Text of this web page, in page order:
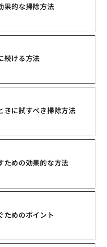
果的な掃除方法
続ける方法
きに試すべき掃除方法
ための効果的な方法
ためのポイント